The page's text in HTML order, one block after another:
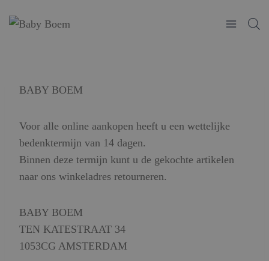
naar
BABY BOEM
Voor alle online aankopen heeft u een wettelijke
bedenktermijn van 14 dagen.
Binnen deze termijn kunt u de gekochte artikelen
naar ons winkeladres retourneren.
BABY BOEM
TEN KATESTRAAT 34
1053CG AMSTERDAM